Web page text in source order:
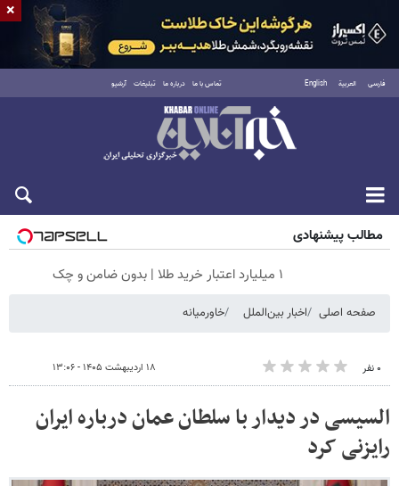
فارسی العربية English تماس با ما درباره ما تبلیغات آرشیو
جمعه ۱۶ مرداد ۱۴۰۵
مطالب پیشنهادی
۱ میلیارد اعتبار خرید طلا | بدون ضامن و چک
صفحه اصلی اخبار بین‌الملل خاورمیانه
۰ نفر ۱۸ اردیبهشت ۱۴۰۵ - ۱۳:۰۶
السیسی در دیدار با سلطان عمان درباره ایران
رایزنی کرد
×